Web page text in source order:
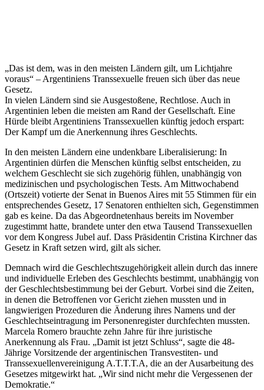
„Das ist dem, was in den meisten Ländern gilt, um Lichtjahre
voraus“ – Argentiniens Transsexuelle freuen sich über das neue
Gesetz.
In vielen Ländern sind sie Ausgestoßene, Rechtlose. Auch in
Argentinien leben die meisten am Rand der Gesellschaft. Eine
Hürde bleibt Argentiniens Transsexuellen künftig jedoch erspart:
Der Kampf um die Anerkennung ihres Geschlechts.
In den meisten Ländern eine undenkbare Liberalisierung: In
Argentinien dürfen die Menschen künftig selbst entscheiden, zu
welchem Geschlecht sie sich zugehörig fühlen, unabhängig von
medizinischen und psychologischen Tests. Am Mittwochabend
(Ortszeit) votierte der Senat in Buenos Aires mit 55 Stimmen für ein
entsprechendes Gesetz, 17 Senatoren enthielten sich, Gegenstimmen
gab es keine. Da das Abgeordnetenhaus bereits im November
zugestimmt hatte, brandete unter den etwa Tausend Transsexuellen
vor dem Kongress Jubel auf. Dass Präsidentin Cristina Kirchner das
Gesetz in Kraft setzen wird, gilt als sicher.
Demnach wird die Geschlechtszugehörigkeit allein durch das innere
und individuelle Erleben des Geschlechts bestimmt, unabhängig von
der Geschlechtsbestimmung bei der Geburt. Vorbei sind die Zeiten,
in denen die Betroffenen vor Gericht ziehen mussten und in
langwierigen Prozeduren die Änderung ihres Namens und der
Geschlechtseintragung im Personenregister durchfechten mussten.
Marcela Romero brauchte zehn Jahre für ihre juristische
Anerkennung als Frau. „Damit ist jetzt Schluss“, sagte die 48-
Jährige Vorsitzende der argentinischen Transvestiten- und
Transsexuellenvereinigung A.T.T.T.A, die an der Ausarbeitung des
Gesetzes mitgewirkt hat. „Wir sind nicht mehr die Vergessenen der
Demokratie.“